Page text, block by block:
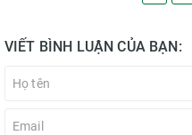
VIẾT BÌNH LUẬN CỦA BẠN: